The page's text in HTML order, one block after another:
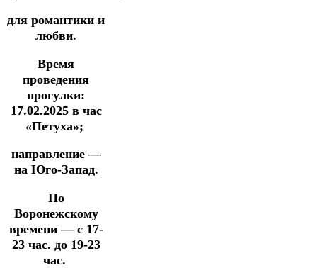
для романтики и
любви.
Время
проведения
прогулки:
17.02.2025в час
«Петуха»;
направление —
на Юго-Запад.
По
Воронежскому
времени — с 17-
23 час. до 19-23
час.